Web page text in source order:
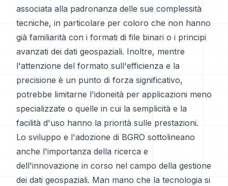
associata alla padronanza delle sue complessità
tecniche, in particolare per coloro che non hanno
già familiarità con i formati di file binari o i principi
avanzati dei dati geospaziali. Inoltre, mentre
l'attenzione del formato sull'efficienza e la
precisione è un punto di forza significativo,
potrebbe limitarne l'idoneità per applicazioni meno
specializzate o quelle in cui la semplicità e la
facilità d'uso hanno la priorità sulle prestazioni.
Lo sviluppo e l'adozione di BGRO sottolineano
anche l'importanza della ricerca e
dell'innovazione in corso nel campo della gestione
dei dati geospaziali. Man mano che la tecnologia si